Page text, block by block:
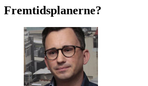
Fremtidsplanerne?